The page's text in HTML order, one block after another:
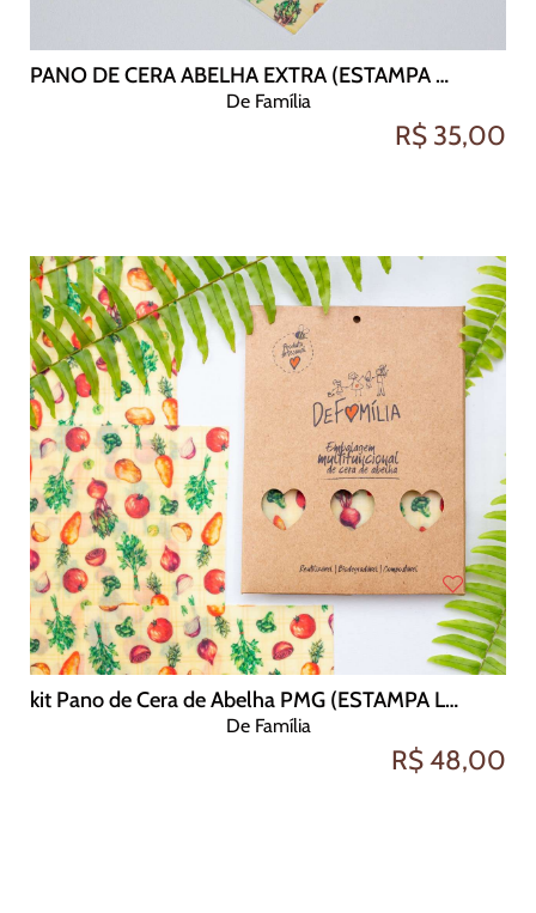
PANO DE CERA ABELHA EXTRA (ESTAMPA LEGUMES 50X48)
De Família
R$ 35,00
kit Pano de Cera de Abelha PMG (ESTAMPA LEGUMES)
De Família
R$ 48,00